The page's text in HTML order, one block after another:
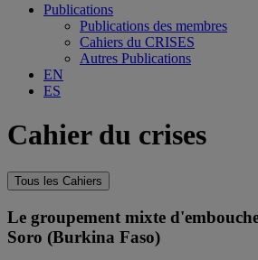
Publications
Publications des membres
Cahiers du CRISES
Autres Publications
EN
ES
Cahier du crises
Tous les Cahiers
Le groupement mixte
Soro (Burkina Faso)